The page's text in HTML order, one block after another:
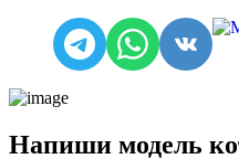
Напиши модель